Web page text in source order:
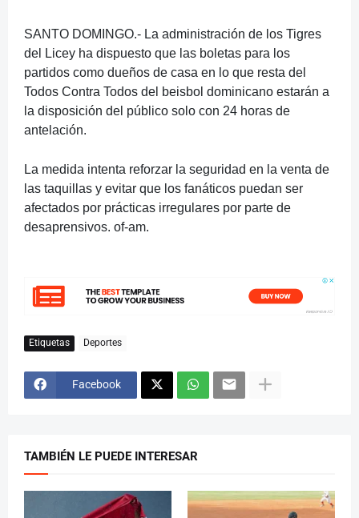
SANTO DOMINGO.- La administración de los Tigres
del Licey ha dispuesto que las boletas para los
partidos como dueños de casa en lo que resta del
Todos Contra Todos del beisbol dominicano estarán a
la disposición del público solo con 24 horas de
antelación.
La medida intenta reforzar la seguridad en la venta de
las taquillas y evitar que los fanáticos puedan ser
afectados por prácticas irregulares por parte de
desaprensivos. of-am.
Etiquetas Deportes
Facebook
TAMBIÉN LE PUEDE INTERESAR